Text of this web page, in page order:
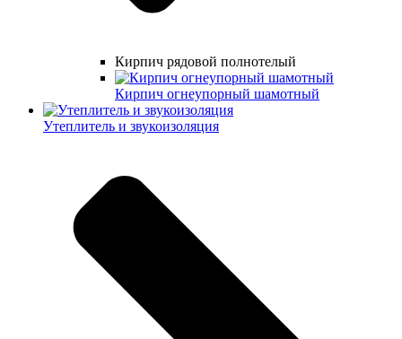
Кирпич рядовой полнотелый
Кирпич огнеупорный шамотный
Утеплитель и звукоизоляция